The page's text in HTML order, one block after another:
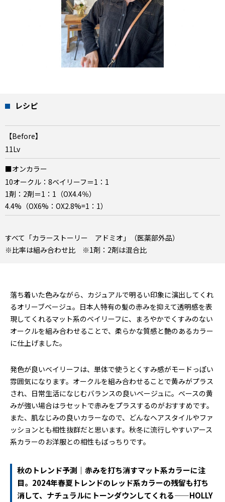
レシピ
【Before】
11Lv
■オンカラー
10オークル：8ベイリーフ＝1：1
1剤：2剤＝1：1（OX4.4％）
4.4%（OX6%：OX2.8%=1：1）
すべて「カラーストーリー アドミオ」（医薬部外品）
※比率は組み合わせ比 ※1剤：2剤は混合比
落ち着いた色みながら、カジュアルで明るい印象に演出してくれ
るオリーブベージュ。日本人特有の髪の赤みを抑えて透明感を表
現してくれるマット系のベイリーフに、まろやかでくすみのない
オークルを組み合わせることで、柔らかな質感と艶のあるカラー
に仕上げました。
発色が良いベイリーフは、単体で使うとくすみ感がモードっぽい
雰囲気になります。オークルを組み合わせることで黄みがプラス
され、日常生活になじむバランスの良いベージュに。ベースの黄
みが強い場合はラセットで赤みをプラスするのがおすすめです。
また、肌なじみの良いカラーなので、どんなヘアスタイルやファ
ッションとも相性抜群だと思います。秋冬に流行しやすいアース
系カラーのお洋服との相性もばっちりです。
秋のトレンド予測｜赤みを打ち消すマット系カラーに注
目。2024年春夏トレンドのレッド系カラーの残留も打ち
消して、ナチュラルにトーンダウンしてくれる——HOLLY